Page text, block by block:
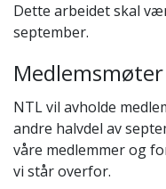
Dette arbeidet skal
september.
Medlemsmøter
NTL vil avholde
andre halvdel av
våre medlemmer og
vi står overfor.